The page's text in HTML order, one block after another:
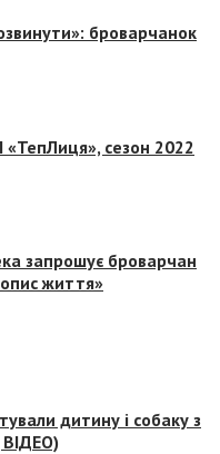
броварчанок
«ТепЛиця», сезон 2022
запрошує броварчан
життя»
дитину і собаку з